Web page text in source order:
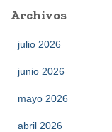
Archivos
julio 2026
junio 2026
mayo 2026
abril 2026